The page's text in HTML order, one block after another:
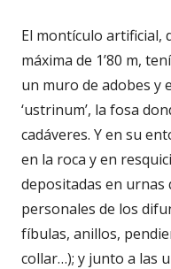
El montículo artificial,
máxima de 1’80 m,
un muro de adobes y
‘ustrinum’, la fosa
cadáveres. Y en su
en la roca y en
depositadas en
personales de los
fíbulas, anillos,
collar…); y junto a las